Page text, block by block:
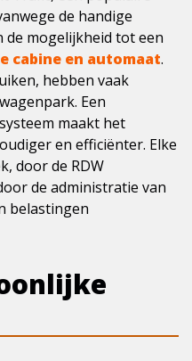
de handige
de mogelijkheid tot een
cabine en automaat.
hebben vaak
Een
maakt het
en efficiënter. Elke
door de RDW
de administratie van
belastingen